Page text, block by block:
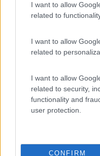
I want to allow
related to
I want to allow
related to
I want to allow
related to security,
functionality and
user protection.
CONFIRM
9.5
(25)
Asti